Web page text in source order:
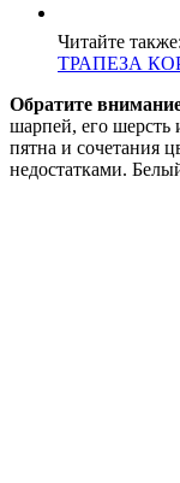
Читайте также:
ТРАПЕЗА
Обратите
шарпей, его
пятна и сочетания
недостатками.